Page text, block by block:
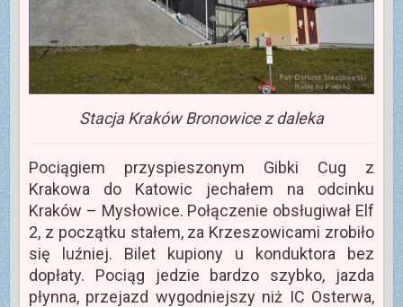
Stacja Kraków Bronowice z daleka
Pociągiem przyspieszonym Gibki Cug z
Krakowa do Katowic jechałem na odcinku
Kraków – Mysłowice. Połączenie obsługiwał Elf
2, z początku stałem, za Krzeszowicami zrobiło
się luźniej. Bilet kupiony u konduktora bez
dopłaty. Pociąg jedzie bardzo szybko, jazda
płynna, przejazd wygodniejszy niż IC Osterwa,